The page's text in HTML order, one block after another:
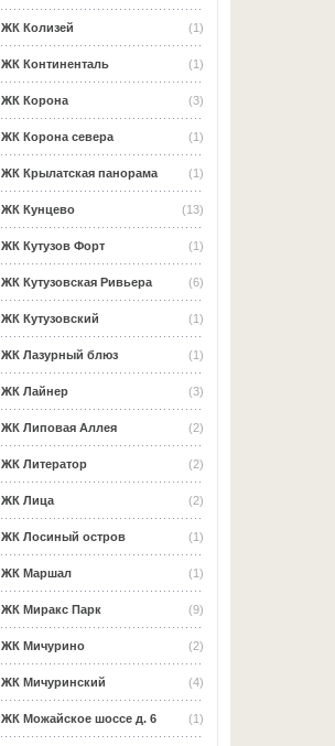
(1)
ЖК Колизей
(1)
ЖК Континенталь
(3)
ЖК Корона
(1)
ЖК Корона севера
(1)
ЖК Крылатская панорама
(13)
ЖК Кунцево
(1)
ЖК Кутузов Форт
(6)
ЖК Кутузовская Ривьера
(1)
ЖК Кутузовский
(1)
ЖК Лазурный блюз
(3)
ЖК Лайнер
(2)
ЖК Липовая Аллея
(2)
ЖК Литератор
(2)
ЖК Лица
(1)
ЖК Лосиный остров
(1)
ЖК Маршал
(9)
ЖК Миракс Парк
(2)
ЖК Мичурино
(4)
ЖК Мичуринский
(1)
ЖК Можайское шоссе д. 6